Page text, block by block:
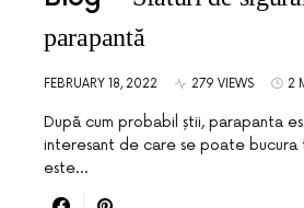
parapantă
FEBRUARY 18, 2022 279 VIEWS 2
După cum probabil știi, parapanta
interesant de care se poate bucura
este…